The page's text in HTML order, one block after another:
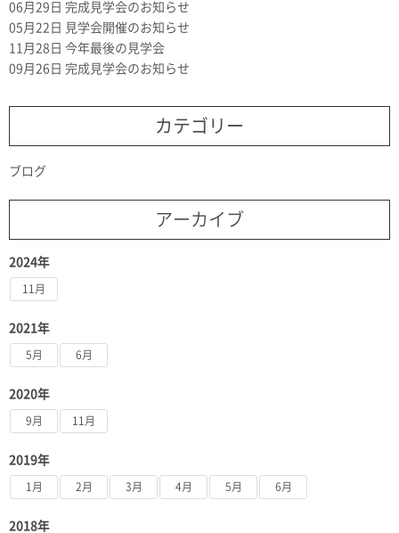
06月29日 完成見学会のお知らせ
05月22日 見学会開催のお知らせ
11月28日 今年最後の見学会
09月26日 完成見学会のお知らせ
カテゴリー
ブログ
アーカイブ
2024年
11月
2021年
5月 6月
2020年
9月 11月
2019年
1月 2月 3月 4月 5月 6月
2018年